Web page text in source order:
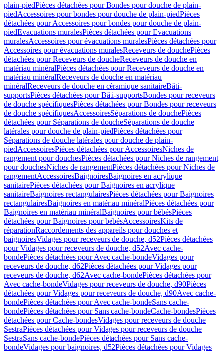
plain-piedPièces détachées pour Bondes pour douche de plain-
piedAccessoires pour bondes pour douche de plain-piedPièces
détachées pour Accessoires pour bondes pour douche de plain-
piedEvacuations muralesPièces détachées pour Evacuations
muralesAccessoires pour évacuations muralesPièces détachées pour
Accessoires pour évacuations muralesReceveurs de douchePièces
détachées pour Receveurs de doucheReceveurs de douche en
matériau minéralPièces détachées pour Receveurs de douche en
matériau minéralReceveurs de douche en matériau
minéralReceveurs de douche en céramique sanitaireBâti-
supportsPièces détachées pour Bâti-supportsBondes pour receveurs
de douche spécifiquesPièces détachées pour Bondes pour receveurs
de douche spécifiquesAccessoiresSéparations de douchePièces
détachées pour Séparations de doucheSéparations de douche
latérales pour douche de plain-piedPièces détachées pour
Séparations de douche latérales pour douche de plain-
piedAccessoiresPièces détachées pour AccessoiresNiches de
rangement pour douchesPièces détachées pour Niches de rangement
pour douchesNiches de rangementPièces détachées pour Niches de
rangementAccessoiresBaignoiresBaignoires en acrylique
sanitairePièces détachées pour Baignoires en acrylique
sanitaireBaignoires rectangulairesPièces détachées pour Baignoires
rectangulairesBaignoires en matériau minéralPièces détachées pour
Baignoires en matériau minéralBaignoires pour bébésPièces
détachées pour Baignoires pour bébésAccessoiresKits de
réparationRaccordements des appareils pour douches et
baignoiresVidages pour receveurs de douche, d52Pièces détachées
pour Vidages pour receveurs de douche, d52Avec cache-
bondePièces détachées pour Avec cache-bondeVidages pour
receveurs de douche, d62Pièces détachées pour Vidages pour
receveurs de douche, d62Avec cache-bondePièces détachées pour
Avec cache-bondeVidages pour receveurs de douche, d90Pièces
détachées pour Vidages pour receveurs de douche, d90Avec cache-
bondePièces détachées pour Avec cache-bondeSans cache-
bondePièces détachées pour Sans cache-bondeCache-bondesPièces
détachées pour Cache-bondesVidages pour receveurs de douche
SestraPièces détachées pour Vidages pour receveurs de douche
SestraSans cache-bondePièces détachées pour Sans cache-
bondeVidages pour baignoires, d52Pièces détachées pour Vidages